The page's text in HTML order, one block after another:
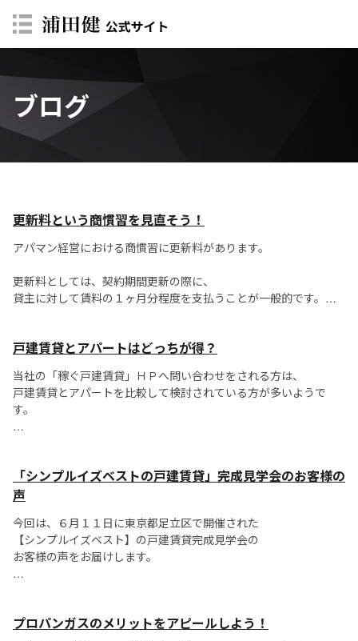
ブログ
更新料という商慣習を見直そう！
アパマン経営における商慣習に更新料があります。
更新料としては、契約期間更新の際に、
貸主に対して賃料の１ヶ月分程度を支払うことが一般的です。
表しました。
その調査によると、首都圏では２００９年更新料...
戸建賃貸とアパートはどっちが得？
当社の「稼ぐ戸建賃貸」ＨＰへ問い合わせをされる方は、
戸建賃貸とアパートを比較して検討されている方が多いようで
す。
場所は東京都Ｓ区で人気のあるエリア。
敷地...
「シンプルイズベストの戸建賃貸」完成見学会のお客様の
声
今回は、６月１１日に東京都足立区で開催された
【シンプルイズベスト】の戸建賃貸完成見学会の
お客様の声をお届けします。
長野県などの遠方からも、熱心な方々にご参加頂きました。
プロパンガスのメリットをアピールしよう！